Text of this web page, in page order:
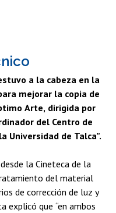
a la cabeza en la
mejorar la copia de
Arte, dirigida por
del Centro de
Universidad de Talca”.
la Cineteca de la
del material
de corrección de luz y
explicó que “en ambos